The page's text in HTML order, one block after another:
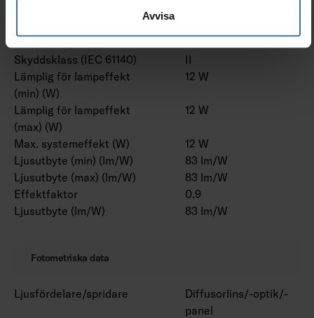
Avvisa
Skyddsklass (IEC 61140)
II
Lämplig för lampeffekt
(min) (W)
12 W
Lämplig för lampeffekt
(max) (W)
12 W
Max. systemeffekt (W)
12 W
Ljusutbyte (min) (lm/W)
83 lm/W
Ljusutbyte (max) (lm/W)
83 lm/W
Effektfaktor
0.9
Ljusutbyte (lm/W)
83 lm/W
Fotometriska data
Ljusfördelare/spridare
Diffusorlins/-optik/-
panel